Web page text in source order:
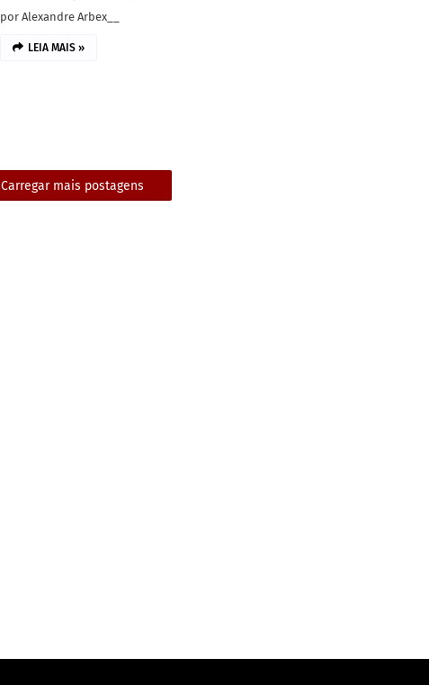
por Alexandre Arbex__
LEIA MAIS »
Carregar mais postagens